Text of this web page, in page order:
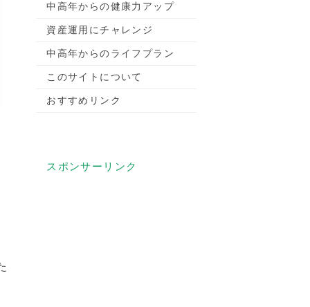
中高年からの健康力アップ
資産運用にチャレンジ
中高年からのライフプラン
このサイトについて
おすすめリンク
スポンサーリンク